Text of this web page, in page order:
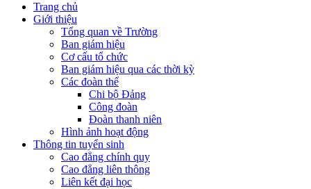
Trang chủ
Giới thiệu
Tổng quan về Trường
Ban giám hiệu
Cơ cấu tổ chức
Ban giám hiệu qua các thời kỳ
Các đoàn thể
Chi bộ Đảng
Công đoàn
Đoàn thanh niên
Hình ảnh hoạt động
Thông tin tuyển sinh
Cao đẳng chính quy
Cao đẳng liên thông
Liên kết đại học